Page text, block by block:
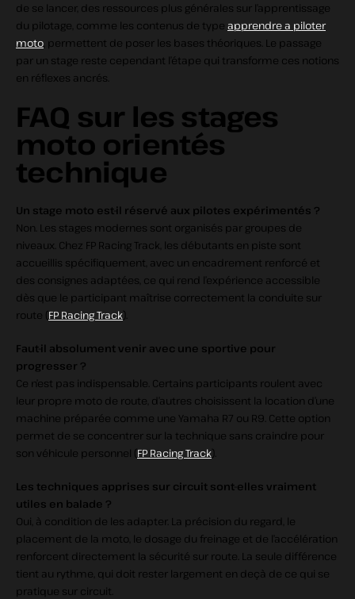
de se lancer, des ressources plus générales sur l’apprentissage
du pilotage, comme les contenus de type apprendre a piloter
moto , permettent de poser les bases théoriques. Le passage
par un stage reste cependant l’étape qui transforme ces notions
en réflexes ancrés.
FAQ sur les stages
moto orientés
technique
Un stage moto est‑il réservé aux pilotes expérimentés ?
Non. Les stages modernes sont organisés par groupes de
niveaux. Chez FP Racing Track, les débutants en piste sont
accueillis spécifiquement, avec un encadrement renforcé et
des consignes adaptées, ce qui rend l’expérience accessible
dès que le participant maîtrise correctement la conduite sur
route (FP Racing Track).
Faut‑il absolument venir avec une sportive pour
progresser ?
Ce n’est pas indispensable. Certains participants roulent avec
leur propre moto de route, d’autres choisissent la location d’une
machine préparée comme une Yamaha R7 ou R9. Cette option
permet de se concentrer sur la technique sans craindre pour
son véhicule personnel (FP Racing Track).
Les techniques apprises sur circuit sont‑elles vraiment
utiles en balade ?
Oui, à condition de les adapter. La précision du regard, le
placement de la moto, le dosage du freinage et de l’accélération
renforcent directement la sécurité sur route. La seule différence
tient au rythme, qui doit rester largement en deçà de ce qui se
pratique sur circuit.